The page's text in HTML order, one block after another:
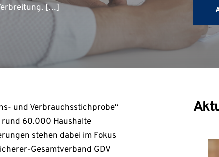
[…]
und Verbrauchsstichprobe“
rund 60.000 Haushalte
stehen dabei im Fokus
Gesamtverband GDV